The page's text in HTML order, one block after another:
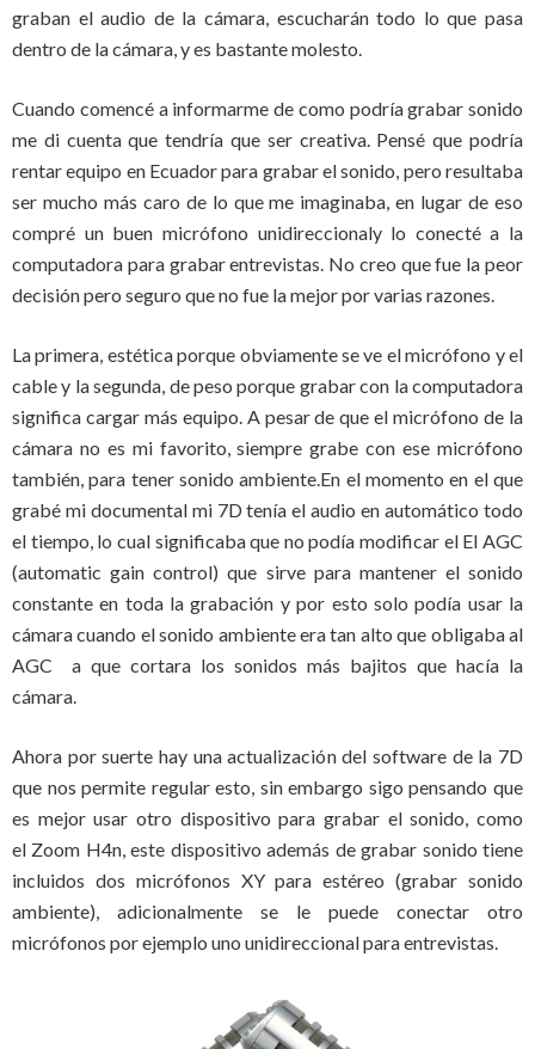
graban el audio de la cámara, escucharán todo lo que pasa
dentro de la cámara, y es bastante molesto.
Cuando comencé a informarme de como podría grabar sonido
me di cuenta que tendría que ser creativa. Pensé que podría
rentar equipo en Ecuador para grabar el sonido, pero resultaba
ser mucho más caro de lo que me imaginaba, en lugar de eso
compré un buen micrófono unidireccionaly lo conecté a la
computadora para grabar entrevistas. No creo que fue la peor
decisión pero seguro que no fue la mejor por varias razones.
La primera, estética porque obviamente se ve el micrófono y el
cable y la segunda, de peso porque grabar con la computadora
significa cargar más equipo. A pesar de que el micrófono de la
cámara no es mi favorito, siempre grabe con ese micrófono
también, para tener sonido ambiente.En el momento en el que
grabé mi documental mi 7D tenía el audio en automático todo
el tiempo, lo cual significaba que no podía modificar el El AGC
(automatic gain control) que sirve para mantener el sonido
constante en toda la grabación y por esto solo podía usar la
cámara cuando el sonido ambiente era tan alto que obligaba al
AGC a que cortara los sonidos más bajitos que hacía la
cámara.
Ahora por suerte hay una actualización del software de la 7D
que nos permite regular esto, sin embargo sigo pensando que
es mejor usar otro dispositivo para grabar el sonido, como
el Zoom H4n, este dispositivo además de grabar sonido tiene
incluidos dos micrófonos XY para estéreo (grabar sonido
ambiente), adicionalmente se le puede conectar otro
micrófonos por ejemplo uno unidireccional para entrevistas.